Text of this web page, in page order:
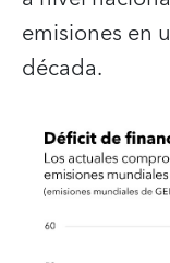
emisiones en
década.